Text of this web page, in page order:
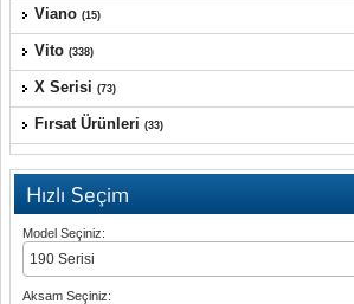
Viano (15)
Vito (338)
X Serisi (73)
Fırsat Ürünleri (33)
Hızlı Seçim
Model Seçiniz:
Aksam Seçiniz: